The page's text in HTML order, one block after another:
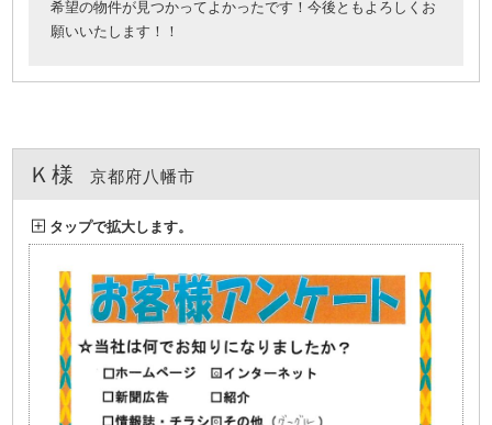
希望の物件が見つかってよかったです！今後ともよろしくお
願いいたします！！
Ｋ様 京都府八幡市